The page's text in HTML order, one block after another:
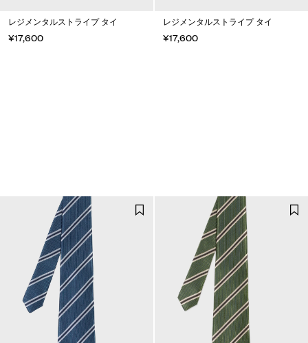
レジメンタルストライプ タイ
¥17,600
レジメンタルストライプ タイ
¥17,600